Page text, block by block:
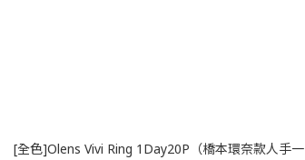
[全色]Olens Vivi Ring 1Day20P（橋本環奈款人手一